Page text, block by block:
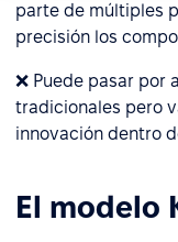
parte de múltiples
precisión los
❌ Puede pasar por
tradicionales pero
innovación dentro
El modelo